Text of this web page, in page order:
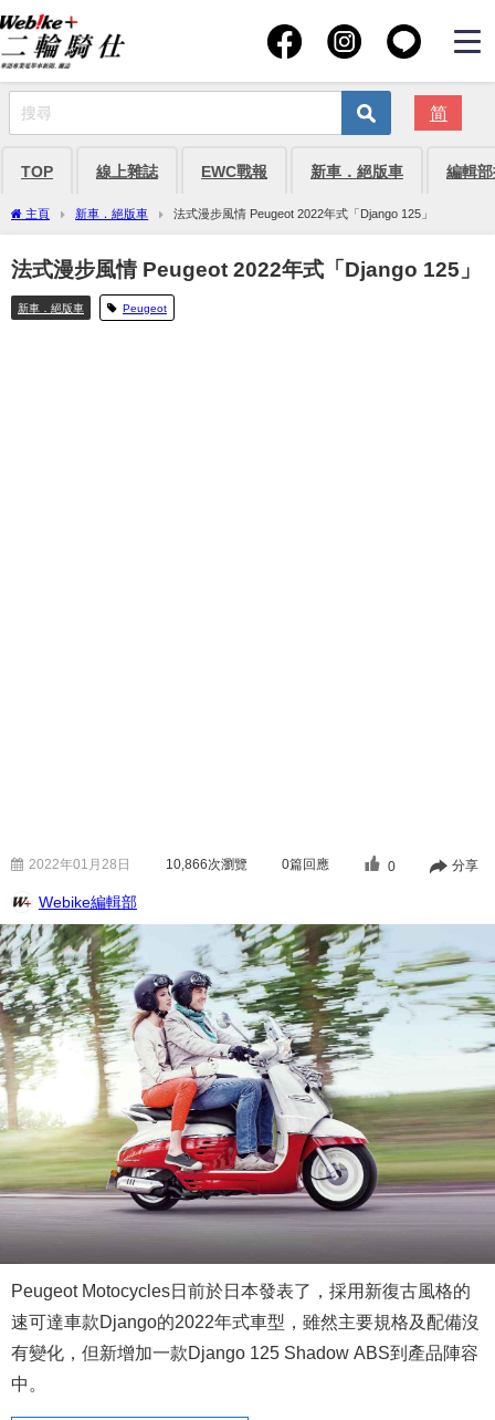
简
TOP 線上雜誌 EWC戰報 新車．絕版車 編輯
主頁 新車．絕版車 法式漫步風情 Peugeot 2022年式「Django 125」
法式漫步風情 Peugeot 2022年式「Django 125」
新車．絕版車 Peugeot
2022年01月28日 10,866次瀏覽 0篇回應 0 分享
Webike編輯部
Peugeot Motocycles日前於日本發表了，採用新復古風格的
速可達車款Django的2022年式車型，雖然主要規格及配備沒
有變化，但新增加一款Django 125 Shadow ABS到產品陣容
中。